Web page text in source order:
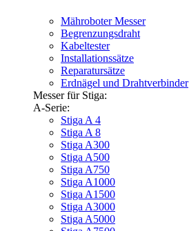
Mähroboter Messer
Begrenzungsdraht
Kabeltester
Installationssätze
Reparatursätze
Erdnägel und Drahtverbinder
Messer für Stiga:
A-Serie:
Stiga A 4
Stiga A 8
Stiga A300
Stiga A500
Stiga A750
Stiga A1000
Stiga A1500
Stiga A3000
Stiga A5000